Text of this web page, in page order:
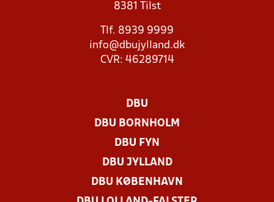
8381 Tilst
Tlf. 8939 9999
info@dbujylland.dk
CVR: 46289714
DBU
DBU BORNHOLM
DBU FYN
DBU JYLLAND
DBU KØBENHAVN